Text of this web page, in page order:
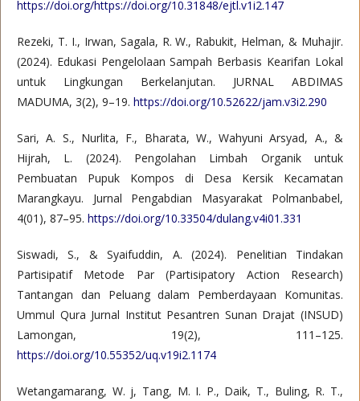
https://doi.org/https://doi.org/10.31848/ejtl.v1i2.147
Rezeki, T. I., Irwan, Sagala, R. W., Rabukit, Helman, & Muhajir.
(2024). Edukasi Pengelolaan Sampah Berbasis Kearifan Lokal
untuk Lingkungan Berkelanjutan. JURNAL ABDIMAS
MADUMA, 3(2), 9–19. https://doi.org/10.52622/jam.v3i2.290
Sari, A. S., Nurlita, F., Bharata, W., Wahyuni Arsyad, A., &
Hijrah, L. (2024). Pengolahan Limbah Organik untuk
Pembuatan Pupuk Kompos di Desa Kersik Kecamatan
Marangkayu. Jurnal Pengabdian Masyarakat Polmanbabel,
4(01), 87–95. https://doi.org/10.33504/dulang.v4i01.331
Siswadi, S., & Syaifuddin, A. (2024). Penelitian Tindakan
Partisipatif Metode Par (Partisipatory Action Research)
Tantangan dan Peluang dalam Pemberdayaan Komunitas.
Ummul Qura Jurnal Institut Pesantren Sunan Drajat (INSUD)
Lamongan, 19(2), 111–125.
https://doi.org/10.55352/uq.v19i2.1174
Wetangamarang, W. j, Tang, M. I. P., Daik, T., Buling, R. T.,